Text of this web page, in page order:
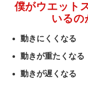
僕がウエット
いるの
動きにくくなる
動きが重たくなる
動きが遅くなる